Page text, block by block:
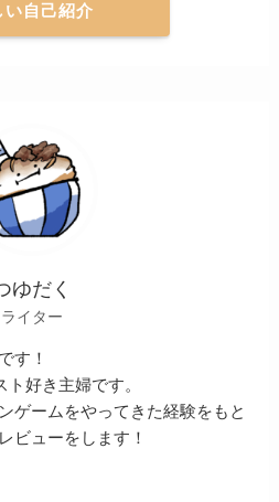
い自己紹介
ゆだく
ライター
す！
好き主婦です。
ゲームをやってきた経験をもと
ビューをします！